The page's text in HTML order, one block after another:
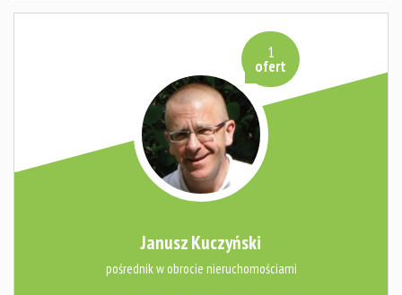
1
ofert
Janusz Kuczyński
pośrednik w obrocie nieruchomościami